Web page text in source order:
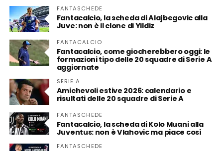
FANTASCHEDE
Fantacalcio, la scheda di Alajbegovic alla
Juve: non è il clone di Yildiz
FANTACALCIO
Fantacalcio, come giocherebbero oggi: le
formazioni tipo delle 20 squadre di Serie A
aggiornate
SERIE A
Amichevoli estive 2026: calendario e
risultati delle 20 squadre di Serie A
FANTASCHEDE
Fantacalcio, la scheda di Kolo Muani alla
Juventus: non è Vlahovic ma piace così
FANTASCHEDE